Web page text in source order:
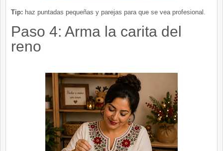
Tip: haz puntadas pequeñas y parejas para que se vea profesional.
Paso 4: Arma la carita del
reno